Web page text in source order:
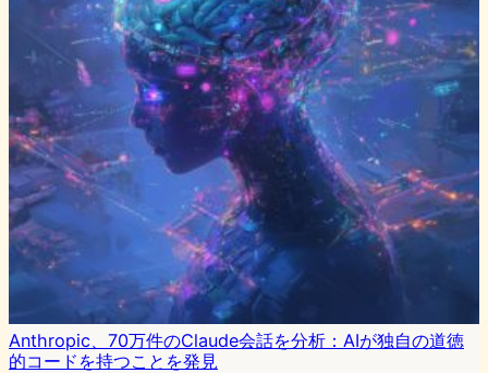
Anthropic、70万件のClaude会話を分析：AIが独自の道徳
的コードを持つことを発見